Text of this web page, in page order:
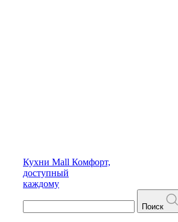
Кухни Mall Комфорт,
доступный
каждому
Поиск